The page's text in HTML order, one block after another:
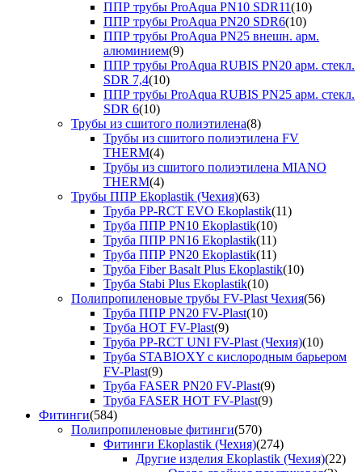
ППР трубы ProAqua PN10 SDR11(10)
ППР трубы ProAqua PN20 SDR6(10)
ППР трубы ProAqua PN25 внешн. арм.
алюминием(9)
ППР трубы ProAqua RUBIS PN20 арм. стекл.
SDR 7,4(10)
ППР трубы ProAqua RUBIS PN25 арм. стекл.
SDR 6(10)
Трубы из сшитого полиэтилена(8)
Трубы из сшитого полиэтилена FV
THERM(4)
Трубы из сшитого полиэтилена MIANO
THERM(4)
Трубы ППР Ekoplastik (Чехия)(63)
Труба PP-RCT EVO Ekoplastik(11)
Труба ППР PN10 Ekoplastik(10)
Труба ППР PN16 Ekoplastik(11)
Труба ППР PN20 Ekoplastik(11)
Труба Fiber Basalt Plus Ekoplastik(10)
Труба Stabi Plus Ekoplastik(10)
Полипропиленовые трубы FV-Plast Чехия(56)
Труба ППР PN20 FV-Plast(10)
Труба HOT FV-Plast(9)
Труба PP-RCT UNI FV-Plast (Чехия)(10)
Труба STABIOXY с кислородным барьером
FV-Plast(9)
Труба FASER PN20 FV-Plast(9)
Труба FASER HOT FV-Plast(9)
Фитинги(584)
Полипропиленовые фитинги(570)
Фитинги Ekoplastik (Чехия)(274)
Другие изделия Ekoplastik (Чехия)(22)